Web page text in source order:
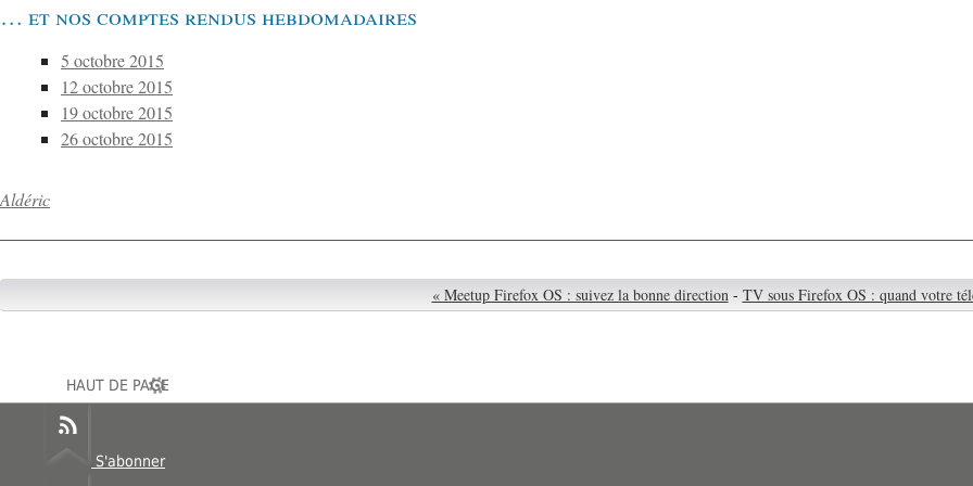
… et nos comptes rendus hebdomadaires
5 octobre 2015
12 octobre 2015
19 octobre 2015
26 octobre 2015
Aldéric
« Meetup Firefox OS : suivez la bonne direction - TV sous Firefox OS : quand votre
HAUT DE PAGE
S'abonner